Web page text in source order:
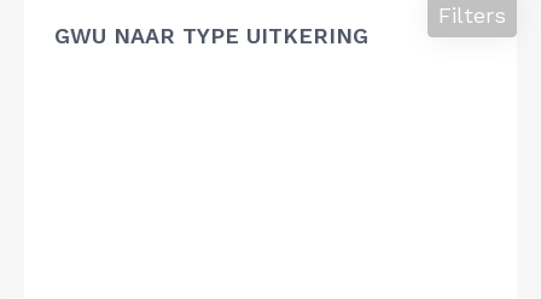
GWU NAAR TYPE UITKERING
Filters